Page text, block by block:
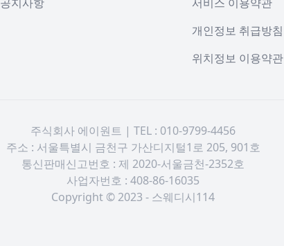
개인정보 취급방침
위치정보 이용약관
주식회사 에이원트 | TEL : 010-9799-4456
주소 : 서울특별시 금천구 가산디지털1로 205, 901호
통신판매신고번호 : 제 2020-서울금천-2352호
사업자번호 : 408-86-16035
Copyright © 2023 - 스웨디시114